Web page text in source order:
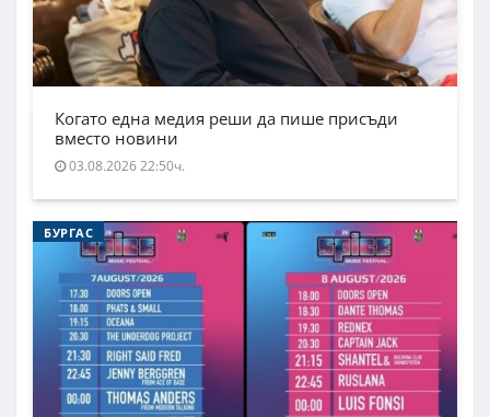
Когато една медия реши да пише присъди
вместо новини
03.08.2026 22:50ч.
БУРГАС